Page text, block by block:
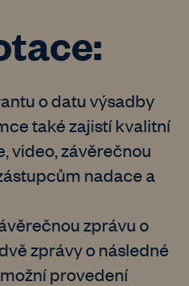
o datu výsadby
také zajistí kvalitní
video, závěrečnou
nadace a
zprávu o
zprávy o následné
provedení